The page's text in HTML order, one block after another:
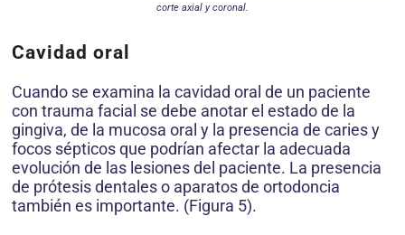
corte axial y coronal.
Cavidad oral
Cuando se examina la cavidad oral de un paciente
con trauma facial se debe anotar el estado de la
gingiva, de la mucosa oral y la presencia de caries y
focos sépticos que podrían afectar la adecuada
evolución de las lesiones del paciente. La presencia
de prótesis dentales o aparatos de ortodoncia
también es importante. (Figura 5).